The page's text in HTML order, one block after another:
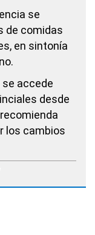
se
de comidas
en sintonía
se accede
desde
los cambios